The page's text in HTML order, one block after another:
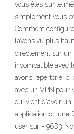
vous êtes sur le
simplement vous
Comment
l’avons vu plus
directement sur un
incompatible avec
avons répertorié
avec un VPN pour
qui vient d'avoir un
application ou une
user sur - 9683